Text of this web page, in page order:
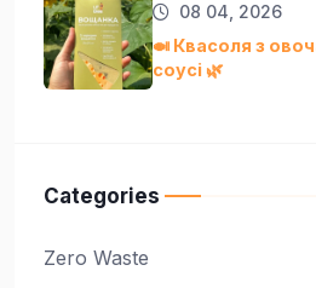
08 04, 2026
🍛 Квасоля з
соусі 🌿
Categories
Zero Waste